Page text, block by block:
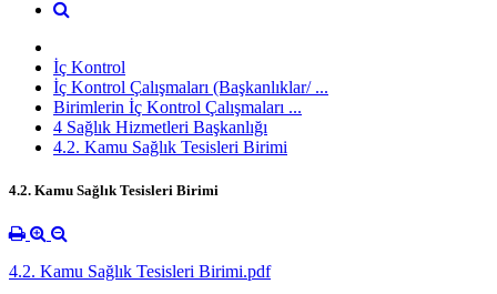
İç Kontrol
İç Kontrol Çalışmaları (Başkanlıklar/ ...
Birimlerin İç Kontrol Çalışmaları ...
4 Sağlık Hizmetleri Başkanlığı
4.2. Kamu Sağlık Tesisleri Birimi
4.2. Kamu Sağlık Tesisleri Birimi
4.2. Kamu Sağlık Tesisleri Birimi.pdf